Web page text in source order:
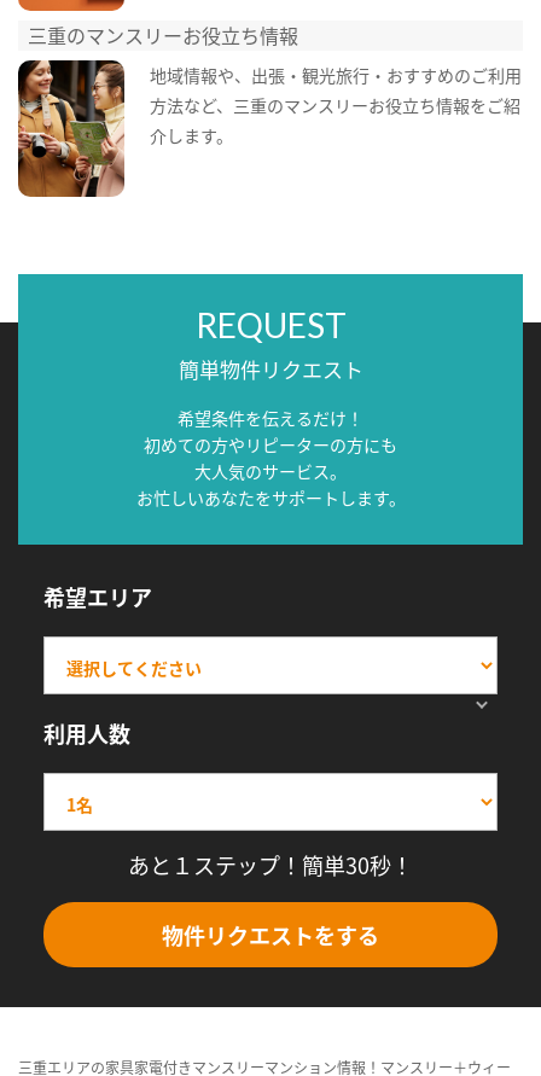
三重のマンスリーお役立ち情報
地域情報や、出張・観光旅行・おすすめのご利用
方法など、三重のマンスリーお役立ち情報をご紹
介します。
REQUEST
簡単物件リクエスト
希望条件を伝えるだけ！
初めての方やリピーターの方にも
大人気のサービス。
お忙しいあなたをサポートします。
希望エリア
利用人数
あと１ステップ！簡単30秒！
物件リクエストをする
三重エリアの家具家電付きマンスリーマンション情報！マンスリー＋ウィー